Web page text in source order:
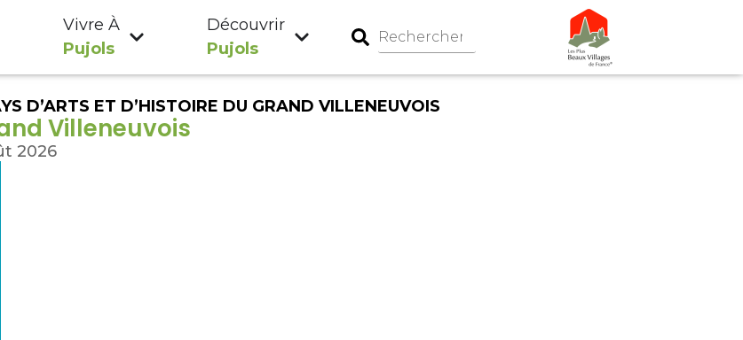
Vivre À
Pujols
Découvrir
Pujols
D’ARTS ET D’HISTOIRE DU GRAND VILLENEUVOIS
Villeneuvois
2026